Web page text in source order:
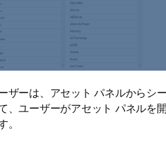
ザーは、アセット パネルからシ
、ユーザーがアセット パネルを
。